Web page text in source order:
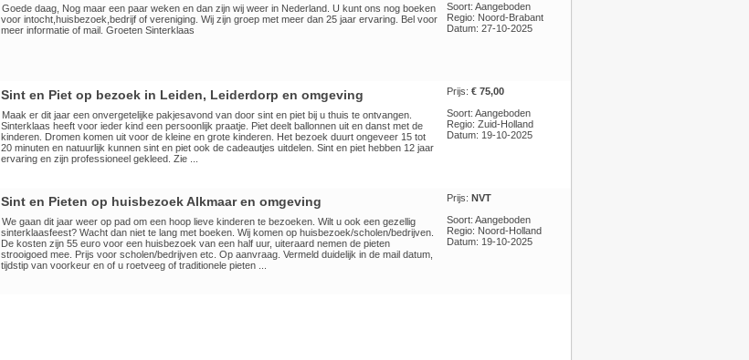
Goede daag, Nog maar een paar weken en dan zijn wij weer in Nederland. U kunt ons nog boeken
voor intocht,huisbezoek,bedrijf of vereniging. Wij zijn groep met meer dan 25 jaar ervaring. Bel voor
meer informatie of mail. Groeten Sinterklaas
Soort: Aangeboden
Regio: Noord-Brabant
Datum: 27-10-2025
Sint en Piet op bezoek in Leiden, Leiderdorp en omgeving
Maak er dit jaar een onvergetelijke pakjesavond van door sint en piet bij u thuis te ontvangen.
Sinterklaas heeft voor ieder kind een persoonlijk praatje. Piet deelt ballonnen uit en danst met de
kinderen. Dromen komen uit voor de kleine en grote kinderen. Het bezoek duurt ongeveer 15 tot
20 minuten en natuurlijk kunnen sint en piet ook de cadeautjes uitdelen. Sint en piet hebben 12 jaar
ervaring en zijn professioneel gekleed. Zie ...
Prijs: € 75,00
Soort: Aangeboden
Regio: Zuid-Holland
Datum: 19-10-2025
Sint en Pieten op huisbezoek Alkmaar en omgeving
We gaan dit jaar weer op pad om een hoop lieve kinderen te bezoeken. Wilt u ook een gezellig
sinterklaasfeest? Wacht dan niet te lang met boeken. Wij komen op huisbezoek/scholen/bedrijven.
De kosten zijn 55 euro voor een huisbezoek van een half uur, uiteraard nemen de pieten
strooigoed mee. Prijs voor scholen/bedrijven etc. Op aanvraag. Vermeld duidelijk in de mail datum,
tijdstip van voorkeur en of u roetveeg of traditionele pieten ...
Prijs: NVT
Soort: Aangeboden
Regio: Noord-Holland
Datum: 19-10-2025